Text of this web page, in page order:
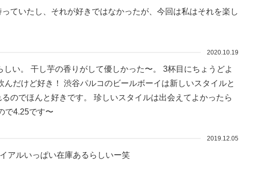
ていたし、それが好きではなかったが、今回は私はそれを楽し
2020.10.19
しい。 干し芋の香りがして優しかった〜。 3杯目にちょうどよ
んだけど好き！ 渋谷パルコのビールボーイは新しいスタイルと
のでほんと好きです。 珍しいスタイルは出会えてよかったら
で4.25です〜
2019.12.05
アルいっぱい在庫あるらしいー笑